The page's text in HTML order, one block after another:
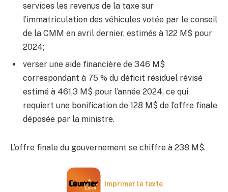
services les revenus de la taxe sur
l’immatriculation des véhicules votée par le conseil
de la CMM en avril dernier, estimés à 122 M$ pour
2024;
verser une aide financière de 346 M$
correspondant à 75 % du déficit résiduel révisé
estimé à 461,3 M$ pour l’année 2024, ce qui
requiert une bonification de 128 M$ de l’offre finale
déposée par la ministre.
L’offre finale du gouvernement se chiffre à 238 M$.
Imprimer le texte